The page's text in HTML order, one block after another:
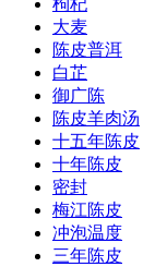
大麦
陈皮普洱
白芷
御广陈
陈皮羊肉汤
十五年陈皮
十年陈皮
密封
梅江陈皮
冲泡温度
三年陈皮